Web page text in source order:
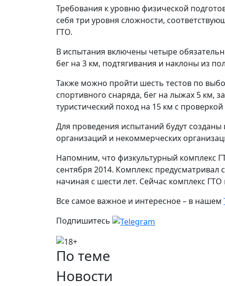
Требования к уровню физической
себя три уровня сложности,
ГТО.
В испытания включены четыре
бег на 3 км, подтягивания и наклоны из
Также можно пройти шесть тестов по
спортивного снаряда, бег на лыжах 5 км,
туристический поход на 15 км с
Для проведения испытаний будут
организаций и некоммерческих
Напомним, что физкультурный комплекс
сентября 2014. Комплекс предусматривал
начиная с шести лет. Сейчас комплекс
Все самое важное и интересное – в нашем
Подпишитесь
По теме
Новости